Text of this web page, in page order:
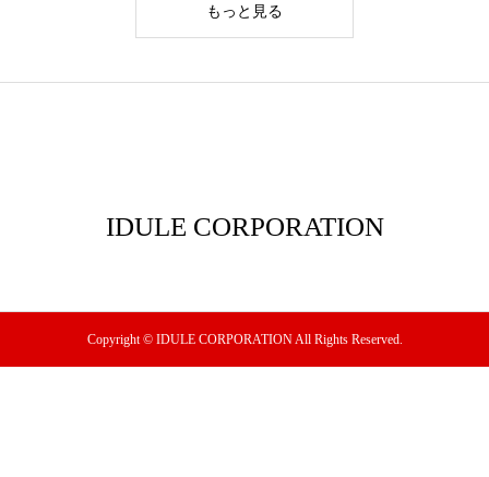
もっと見る
IDULE CORPORATION
Copyright © IDULE CORPORATION All Rights Reserved.